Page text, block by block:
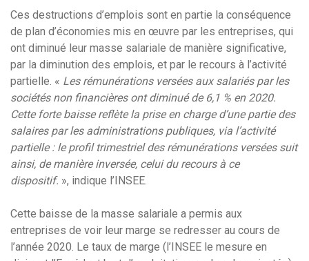
Ces destructions d’emplois sont en partie la conséquence
de plan d’économies mis en œuvre par les entreprises, qui
ont diminué leur masse salariale de manière significative,
par la diminution des emplois, et par le recours à l’activité
partielle. « Les rémunérations versées aux salariés par les
sociétés non financières ont diminué de 6,1 % en 2020.
Cette forte baisse reflète la prise en charge d’une partie des
salaires par les administrations publiques, via l’activité
partielle : le profil trimestriel des rémunérations versées suit
ainsi, de manière inversée, celui du recours à ce
dispositif. », indique l’INSEE.
Cette baisse de la masse salariale a permis aux
entreprises de voir leur marge se redresser au cours de
l’année 2020. Le taux de marge (l’INSEE le mesure en